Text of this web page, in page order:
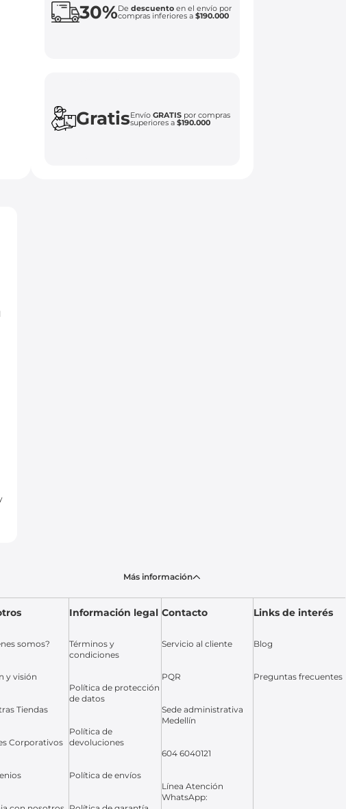
30%De descuentoen el envío por
compras inferiores a $190.000
GratisEnvío GRATISpor compras
superiores a $190.000
Más información
somos?
y visión
Tiendas
Corporativos
Información legal
Términos y
condiciones
Política de protección
de datos
Política de
devoluciones
Política de envíos
Contacto
Servicio al cliente
PQR
Sede administrativa
Medellín
604 6040121
Línea Atención
WhatsApp:
Links de interés
Blog
Preguntas frecuentes